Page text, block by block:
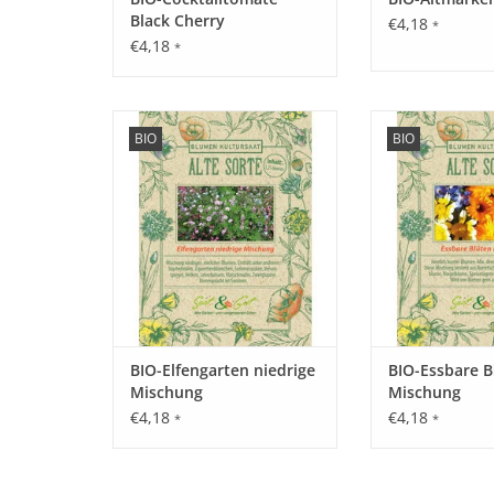
Black Cherry
€4,18 *
€4,18 *
BIO
Erleben Sie unsere Elfengarten
Mischung mit seltenen,
historischen Blumen wieder, die
fast in Vergessenheit geraten
sind!
ZUM WARENKORB HINZUFÜGEN
BIO-Elfengarten niedrige
Mischung
€4,18 *
BIO
Erleben Sie
Blüten
historischen
fast in
ZUM
BIO-Essbare
Mischung
€4,18 *